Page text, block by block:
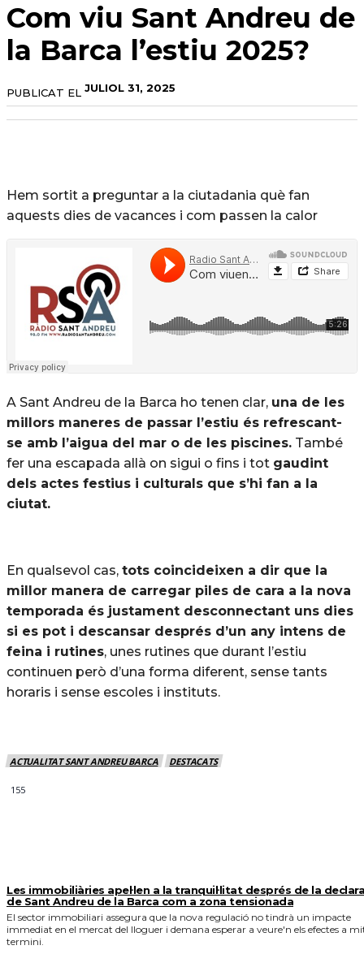
Com viu Sant Andreu de
la Barca l’estiu 2025?
PUBLICAT EL JULIOL 31, 2025
Hem sortit a preguntar a la ciutadania què fan
aquests dies de vacances i com passen la calor
A Sant Andreu de la Barca ho tenen clar, una de les
millors maneres de passar l’estiu és refrescant-
se amb l’aigua del mar o de les piscines. També
fer una escapada allà on sigui o fins i tot gaudint
dels actes festius i culturals que s’hi fan a la
ciutat.
En qualsevol cas, tots coincideixen a dir que la
millor manera de carregar piles de cara a la nova
temporada és justament desconnectant uns dies
si es pot i descansar després d’un any intens de
feina i rutines, unes rutines que durant l’estiu
continuen però d’una forma diferent, sense tants
horaris i sense escoles i instituts.
ACTUALITAT SANT ANDREU BARCA DESTACATS
155
Les immobiliàries apel·len a la tranquil·litat després de la
de Sant Andreu de la Barca com a zona tensionada
El sector immobiliari assegura que la nova regulació no tindrà un impacte
immediat en el mercat del lloguer i demana esperar a veure'n els efectes a
termini.